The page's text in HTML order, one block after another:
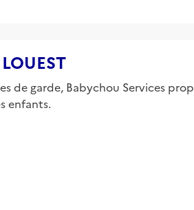
de garde, Babychou Services
enfants.